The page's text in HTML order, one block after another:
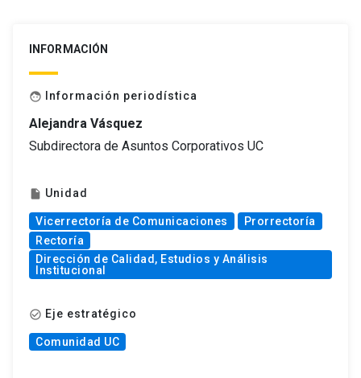
INFORMACIÓN
face Información periodística
Alejandra Vásquez
Subdirectora de Asuntos Corporativos UC
insert_drive_file Unidad
Vicerrectoría de Comunicaciones
Prorrectoría
Rectoría
Dirección de Calidad, Estudios y Análisis
Institucional
check_circle_outline Eje estratégico
Comunidad UC